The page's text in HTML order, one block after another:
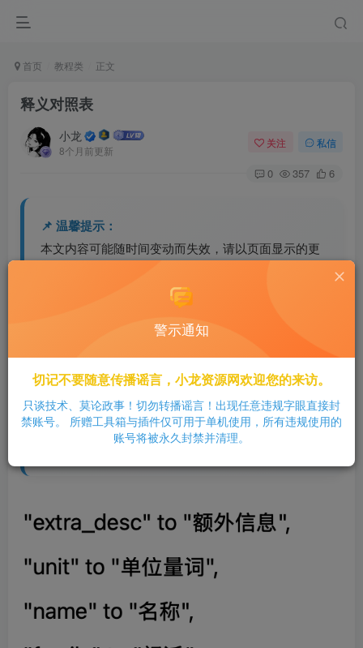
首页 教程类 正文
释义对照表
小龙
8个月前更新
关注 私信
0 357 6
📌 温馨提示：
本文内容可能随时间变动而失效，请以页面显示的更
若内容已不准确或资源失效，欢迎留言或联系站长反
⚠️ 免责声明：
本文仅供学习与参考，观点仅代表作者个人意见，与
本站无关。
如有侵权问题，请立即联系我们处理，谢谢理解与支
警示通知
切记不要随意传播谣言，小龙资源网欢迎您的来访。
只谈技术、莫论政事！切勿转播谣言！出现任意违规字眼直接封
禁账号。 所赠工具箱与插件仅可用于单机使用，所有违规使用的
账号将被永久封禁并清理。